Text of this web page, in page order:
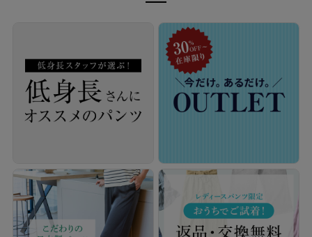
洗濯機OK！毎日穿きたくなるイージーケア仕
様